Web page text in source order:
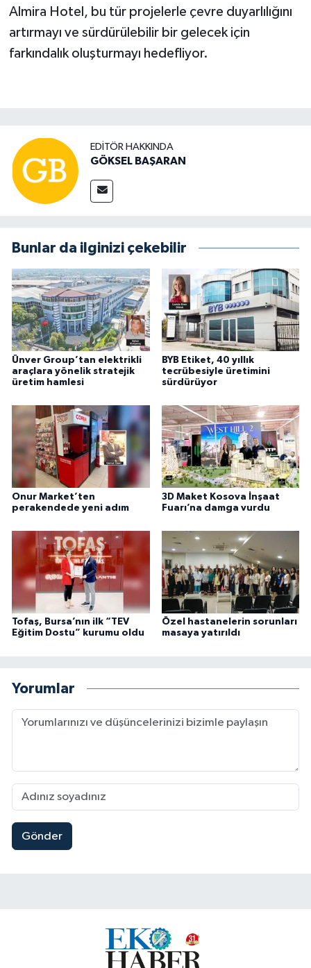
Almira Hotel, bu tür projelerle çevre duyarlılığını
artırmayı ve sürdürülebilir bir gelecek için
farkındalık oluşturmayı hedefliyor.
EDITÖR HAKKINDA
GÖKSEL BAŞARAN
Bunlar da ilginizi çekebilir
Ünver Group’tan elektrikli
araçlara yönelik stratejik
üretim hamlesi
BYB Etiket, 40 yıllık
tecrübesiyle üretimini
sürdürüyor
Onur Market’ten
perakendede yeni adım
3D Maket Kosova İnşaat
Fuarı’na damga vurdu
Tofaş, Bursa’nın ilk “TEV
Eğitim Dostu” kurumu oldu
Özel hastanelerin sorunları
masaya yatırıldı
Yorumlar
Gönder